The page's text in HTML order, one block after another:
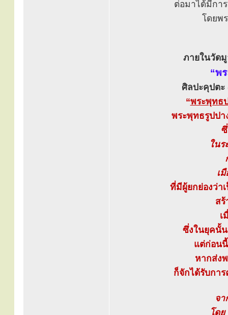
ต่อมาได้มีกา
โดยพ
ภายในวัด
“พ
ศิลปะคุปตะ
“พระพุทธ
พระพุทธรูปป
ใน
เ
ที่มีผู้ยกย่องว่า
ส
เ
ซึ่งในยุคนั้
แต่ก่อน
หากส่ง
ก็จักได้รับกา
จ
โด